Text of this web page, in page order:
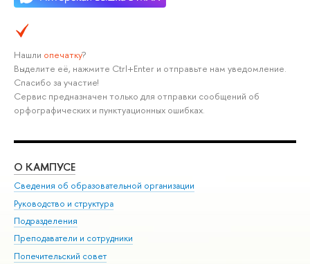
Нашли опечатку?
Выделите её, нажмите Ctrl+Enter и отправьте нам уведомление.
Спасибо за участие!
Сервис предназначен только для отправки сообщений об
орфографических и пунктуационных ошибках.
О КАМПУСЕ
Сведения об образовательной организации
Руководство и структура
Подразделения
Преподаватели и сотрудники
Попечительский совет